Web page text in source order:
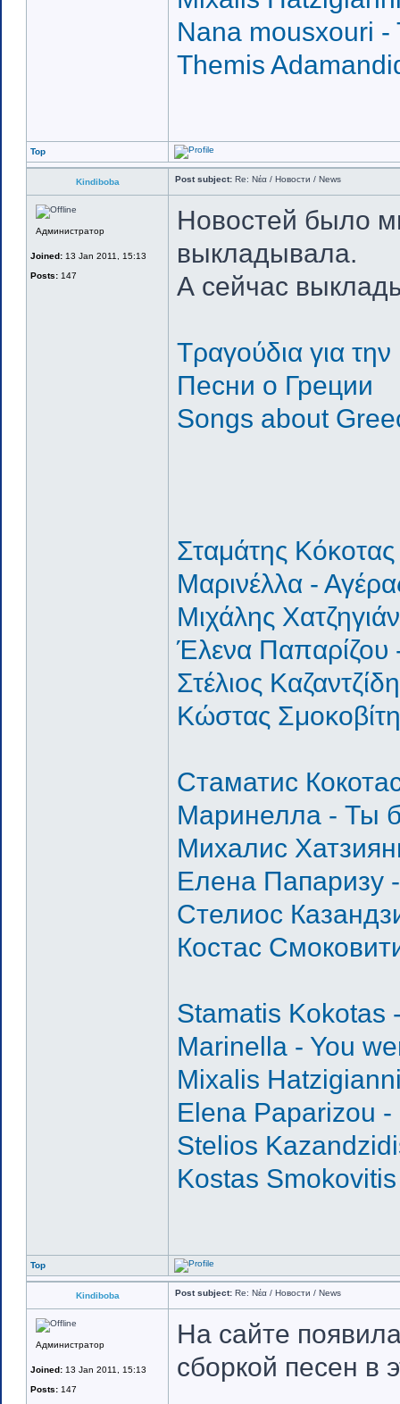
Nana mousxouri
Themis
Top
Kindiboba Post subject: Re: Νέα / Новости / News
Администратор
Joined: 13 Jan 2011, 15:13
Posts: 147
Новостей было
выкладывала.
А сейчас
Τραγούδια για
Песни о Греции
Songs about
Σταμάτης
Μαρινέλλα -
Μιχάλης
Έλενα
Στέλιος
Κώστας
Стаматис
Маринелла - Ты
Михалис
Елена
Стелиос
Костас
Stamatis Kokotas
Marinella - You
Mixalis
Elena Paparizou
Stelios
Kostas
Top
Kindiboba Post subject: Re: Νέα / Новости / News
Администратор
Joined: 13 Jan 2011, 15:13
Posts: 147
На сайте
сборкой песен в